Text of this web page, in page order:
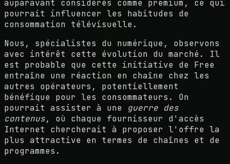
auparavant considérés comme premium, ce qui
pourrait influencer les habitudes de
consommation télévisuelle.
Nous, spécialistes du numérique, observons
avec intérêt cette évolution du marché. Il
est probable que cette initiative de Free
entraîne une réaction en chaîne chez les
autres opérateurs, potentiellement
bénéfique pour les consommateurs. On
pourrait assister à une guerre des
contenus, où chaque fournisseur d'accès
Internet chercherait à proposer l'offre la
plus attractive en termes de chaînes et de
programmes.